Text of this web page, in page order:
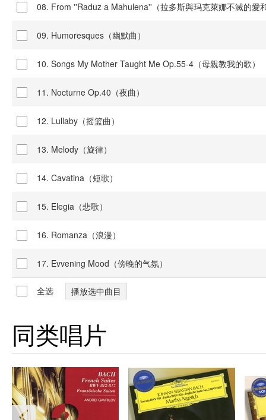
08. From ''Raduz a Mahulena''（拉多斯與玛克萊娜不滅的愛
09. Humoresques（幽默曲）
10. Songs My Mother Taught Me Op.55-4（母親教我的歌）
11. Nocturne Op.40（夜曲）
12. Lullaby（摇篮曲）
13. Melody（旋律）
14. Cavatina（短歌）
15. Elegia（悲歌）
16. Romanza（浪漫）
17. Evvening Mood（傍晚的气氛）
全选
同类唱片